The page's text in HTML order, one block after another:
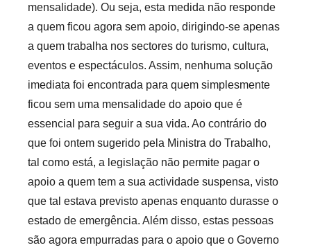
mensalidade). Ou seja, esta medida não responde
a quem ficou agora sem apoio, dirigindo-se apenas
a quem trabalha nos sectores do turismo, cultura,
eventos e espectáculos. Assim, nenhuma solução
imediata foi encontrada para quem simplesmente
ficou sem uma mensalidade do apoio que é
essencial para seguir a sua vida. Ao contrário do
que foi ontem sugerido pela Ministra do Trabalho,
tal como está, a legislação não permite pagar o
apoio a quem tem a sua actividade suspensa, visto
que tal estava previsto apenas enquanto durasse o
estado de emergência. Além disso, estas pessoas
são agora empurradas para o apoio que o Governo